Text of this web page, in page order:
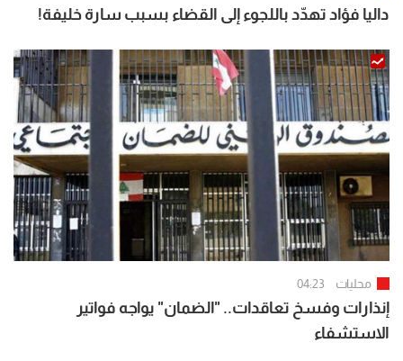
داليا فؤاد تهدّد باللجوء إلى القضاء بسبب سارة خليفة!
محليات 04:23
إنذارات وفسخ تعاقدات.. "الضمان" يواجه فواتير
الاستشفاء